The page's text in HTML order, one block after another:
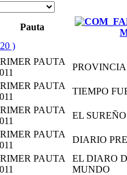
Pauta
)
PAUTA
PROVINCIA
PAUTA
TIEMPO
PAUTA
EL SUREÑO
PAUTA
DIARIO
PAUTA
EL DIARO
MUNDO